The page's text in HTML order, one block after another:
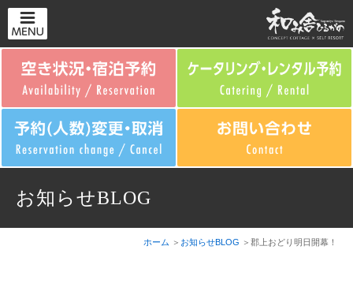
お知らせBLOG
ホーム お知らせBLOG 郡上おどり明日開幕！